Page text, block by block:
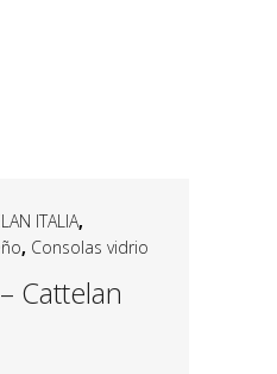
ITALIA,
, Consolas vidrio
Cattelan